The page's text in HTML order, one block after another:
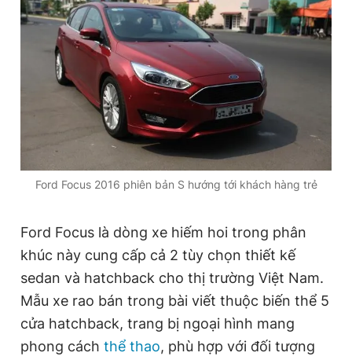
Theo dõi báo trên
0906 645 777
Liên hệ quảng cáo
0908 780 404
Đặt báo Quảng cáo RSS Tòa soạn Chính sách bảo
Tổng biên tập: Nguyễn Ngọc Toàn
Phó tổng biên tập thường trực: Hải Thành
Tổng thư ký tòa soạn: Đức Trung
Giấy phép xuất bản số 110/GP - BTTTT cấp ngày 24.3.2020
© 2003-2026 Bản quyền thuộc về Báo Thanh Niên. Cấm sao
chép dưới mọi hình thức nếu không có sự chấp thuận bằng văn
bản. Phát triển bởi ePi Technologies, JSC.
Ford Focus 2016 phiên bản S hướng tới khách hàng trẻ
Ford Focus là dòng xe hiếm hoi trong phân
khúc này cung cấp cả 2 tùy chọn thiết kế
sedan và hatchback cho thị trường Việt Nam.
Mẫu xe rao bán trong bài viết thuộc biến thể 5
cửa hatchback, trang bị ngoại hình mang
phong cách thể thao, phù hợp với đối tượng